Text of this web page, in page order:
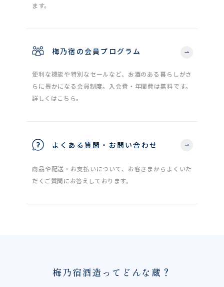
ます。
梅乃宿の会員プログラム
便利な機能や特別なセールなど、お酒のある暮らしがさ
らに豊かになる会員制度。入会費・年間費は無料です。
詳しくはこちら。
よくある質問・お問い合わせ
商品や配送・お支払いについて、お客さまからよくいた
だくご質問にお答えしております。
梅乃宿酒造ってどんな蔵？